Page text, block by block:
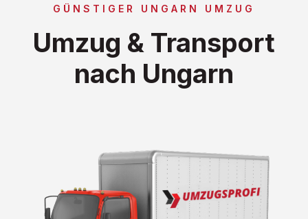
GÜNSTIGER UNGARN UMZUG
Umzug & Transport
nach Ungarn